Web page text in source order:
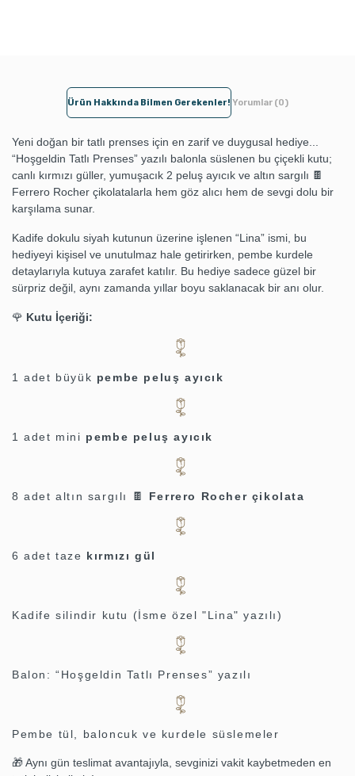
Ürün Hakkında Bilmen Gerekenler! Yorumlar (0)
Yeni doğan bir tatlı prenses için en zarif ve duygusal hediye...
“Hoşgeldin Tatlı Prenses” yazılı balonla süslenen bu çiçekli kutu;
canlı kırmızı güller, yumuşacık 2 peluş ayıcık ve altın sargılı 🍫
Ferrero Rocher çikolatalarla hem göz alıcı hem de sevgi dolu bir
karşılama sunar.
Kadife dokulu siyah kutunun üzerine işlenen “Lina” ismi, bu
hediyeyi kişisel ve unutulmaz hale getirirken, pembe kurdele
detaylarıyla kutuya zarafet katılır. Bu hediye sadece güzel bir
sürpriz değil, aynı zamanda yıllar boyu saklanacak bir anı olur.
🌹 Kutu İçeriği:
1 adet büyük pembe peluş ayıcık
1 adet mini pembe peluş ayıcık
8 adet altın sargılı 🍫 Ferrero Rocher çikolata
6 adet taze kırmızı gül
Kadife silindir kutu (İsme özel "Lina" yazılı)
Balon: “Hoşgeldin Tatlı Prenses” yazılı
Pembe tül, baloncuk ve kurdele süslemeler
🎁 Aynı gün teslimat avantajıyla, sevginizi vakit kaybetmeden en